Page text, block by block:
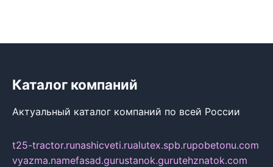
Каталог компаний
Актуальный каталог компаний по всей России
t25-tractor.runashicveti.rualutex.spb.rupobetonu.com
vyazma.namefasad.gurustanok.gurutehznatok.com